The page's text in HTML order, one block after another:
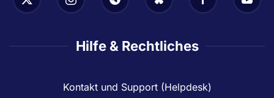
Hilfe & Rechtliches
Kontakt und Support (Helpdesk)